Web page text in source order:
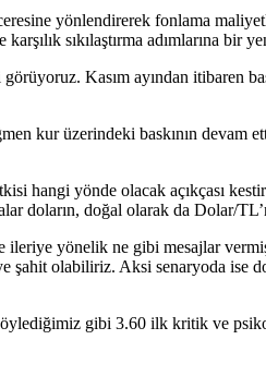
yönlendirerek fonlama
sıkılaştırma adımlarına bir
Kasım ayından itibaren
kur üzerindeki baskının
hangi yönde olacak açıkçası
doların, doğal olarak da Dolar/
yönelik ne gibi mesajlar
şahit olabiliriz. Aksi senaryoda ise
gibi 3.60 ilk kritik ve